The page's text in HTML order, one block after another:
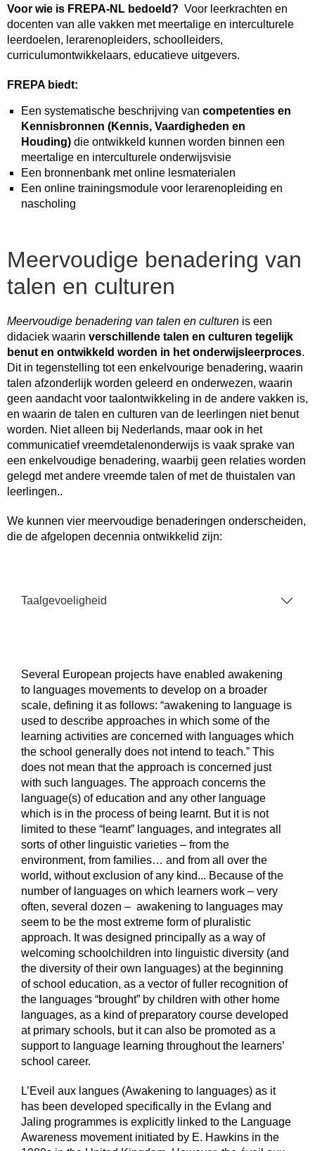
Voor wie is FREPA-NL bedoeld? Voor leerkrachten en
docenten van alle vakken met meertalige en interculturele
leerdoelen, lerarenopleiders, schoolleiders,
curriculumontwikkelaars, educatieve uitgevers.
FREPA biedt:
Een systematische beschrijving van competenties en
Kennisbronnen (Kennis, Vaardigheden en
Houding) die ontwikkeld kunnen worden binnen een
meertalige en interculturele onderwijsvisie
Een bronnenbank met online lesmaterialen
Een online trainingsmodule voor lerarenopleiding en
nascholing
Meervoudige benadering van
talen en culturen
Meervoudige benadering van talen en culturen is een
didaciek waarin verschillende talen en culturen tegelijk
benut en ontwikkeld worden in het onderwijsleerproces.
Dit in tegenstelling tot een enkelvourige benadering, waarin
talen afzonderlijk worden geleerd en onderwezen, waarin
geen aandacht voor taalontwikkeling in de andere vakken is,
en waarin de talen en culturen van de leerlingen niet benut
worden. Niet alleen bij Nederlands, maar ook in het
communicatief vreemdetalenonderwijs is vaak sprake van
een enkelvoudige benadering, waarbij geen relaties worden
gelegd met andere vreemde talen of met de thuistalen van
leerlingen..
We kunnen vier meervoudige benaderingen onderscheiden,
die de afgelopen decennia ontwikkelid zijn:
Taalgevoeligheid
Several European projects have enabled awakening
to languages movements to develop on a broader
scale, defining it as follows: “awakening to language is
used to describe approaches in which some of the
learning activities are concerned with languages which
the school generally does not intend to teach.” This
does not mean that the approach is concerned just
with such languages. The approach concerns the
language(s) of education and any other language
which is in the process of being learnt. But it is not
limited to these “learnt” languages, and integrates all
sorts of other linguistic varieties – from the
environment, from families… and from all over the
world, without exclusion of any kind... Because of the
number of languages on which learners work – very
often, several dozen – awakening to languages may
seem to be the most extreme form of pluralistic
approach. It was designed principally as a way of
welcoming schoolchildren into linguistic diversity (and
the diversity of their own languages) at the beginning
of school education, as a vector of fuller recognition of
the languages “brought” by children with other home
languages, as a kind of preparatory course developed
at primary schools, but it can also be promoted as a
support to language learning throughout the learners’
school career.
L’Eveil aux langues (Awakening to languages) as it
has been developed specifically in the Evlang and
Jaling programmes is explicitly linked to the Language
Awareness movement initiated by E. Hawkins in the